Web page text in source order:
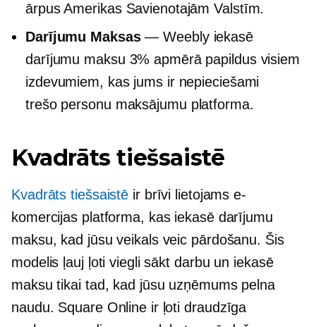
ārpus Amerikas Savienotajām Valstīm.
Darījumu Maksas— Weebly iekasē
darījumu maksu 3% apmērā papildus visiem
izdevumiem, kas jums ir nepieciešami
trešo personu maksājumu platforma.
Kvadrāts tiešsaistē
Kvadrāts tiešsaistē ir brīvi lietojams e-
komercijas platforma, kas iekasē darījumu
maksu, kad jūsu veikals veic pārdošanu. Šis
modelis ļauj ļoti viegli sākt darbu un iekasē
maksu tikai tad, kad jūsu uzņēmums pelna
naudu. Square Online ir ļotidraudzīga